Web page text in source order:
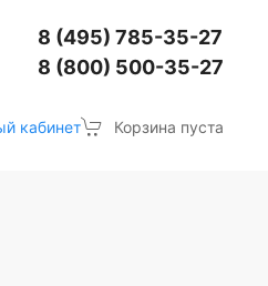
8 (495) 785-35-27
8 (800) 500-35-27
кабинет Корзина пуста